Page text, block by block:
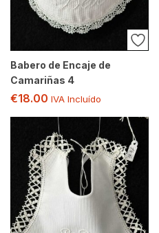
Babero de Encaje de
Camariñas 4
€18.00 IVA Incluído